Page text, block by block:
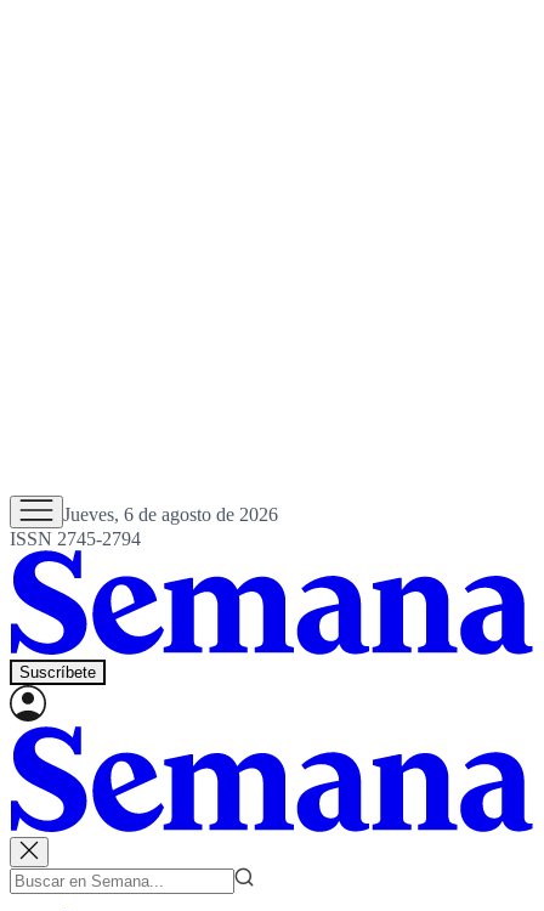
Jueves, 6 de agosto de 2026
ISSN 2745-2794
Suscríbete